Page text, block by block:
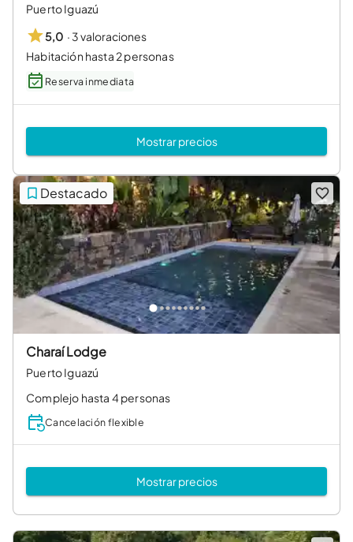
Puerto Iguazú
5,0 · 3 valoraciones
Habitación hasta 2 personas
Reserva inmediata
Mostrar precios
Destacado
Charaí Lodge
Puerto Iguazú
Complejo hasta 4 personas
Cancelación flexible
Mostrar precios